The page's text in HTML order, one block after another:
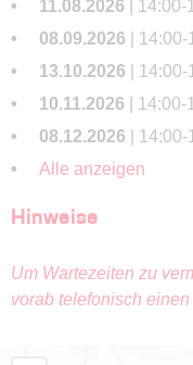
11.08.2026 |
08.09.2026 |
13.10.2026 |
10.11.2026 |
08.12.2026 |
Alle anzeigen
Hinweise
Um Wartezeiten zu
vorab telefonisch einen